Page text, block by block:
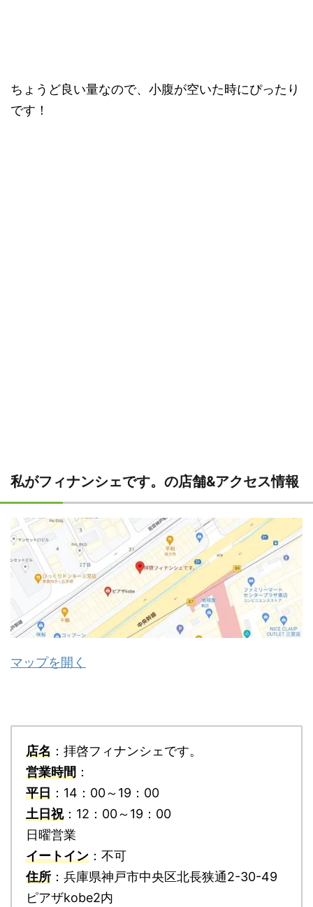
ちょうど良い量なので、小腹が空いた時にぴったり
です！
私がフィナンシェです。の店舗&アクセス情報
マップを開く
店名 ：拝啓フィナンシェです。
営業時間 ：
平日 ：14：00～19：00
土日祝：12：00～19：00
日曜営業
イートイン ：不可
住所 ：兵庫県神戸市中央区北長狭通2-30-49
ピアザkobe2内